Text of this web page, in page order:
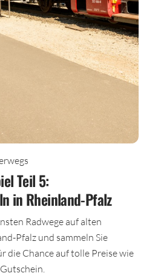
Teil 5:
in Rheinland-Pfalz
Radwege auf alten
Pfalz und sammeln Sie
die Chance auf tolle Preise wie